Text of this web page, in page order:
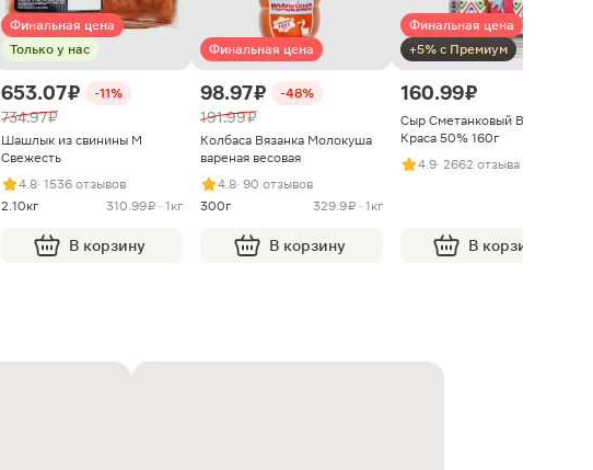
Финальная цена
Только у нас
653.07 ₽ -11%
734.97 ₽
Шашлык из свинины М
Свежесть
4.8· 1536 отзывов
2.10кг
310.99 ₽ · 1кг
В корзину
Финальная цена
98.97 ₽ -48%
191.99 ₽
Колбаса Вязанка Молокуша
вареная весовая
4.8· 90 отзывов
300г
329.9 ₽ · 1кг
В корзину
Финальная цена
+5% с Премиум
160.99 ₽
Сыр Сметанковый Варвара
Краса 50% 160г
4.9· 2662 отзыва
В корзину